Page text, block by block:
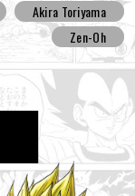
Akira Toriyama
Zen-Oh